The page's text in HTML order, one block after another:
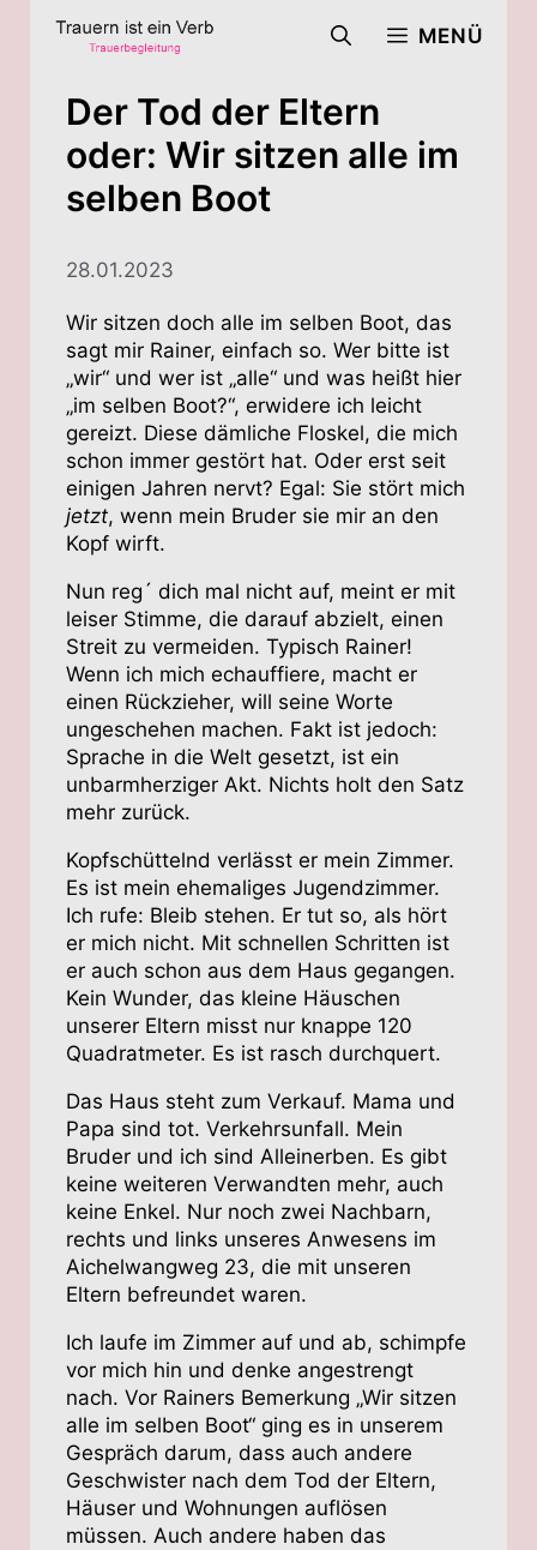
MENÜ
Der Tod der Eltern
oder: Wir sitzen alle im
selben Boot
28.01.2023
Wir sitzen doch alle im selben Boot, das
sagt mir Rainer, einfach so. Wer bitte ist
„wir“ und wer ist „alle“ und was heißt hier
„im selben Boot?“, erwidere ich leicht
gereizt. Diese dämliche Floskel, die mich
schon immer gestört hat. Oder erst seit
einigen Jahren nervt? Egal: Sie stört mich
jetzt, wenn mein Bruder sie mir an den
Kopf wirft.
Nun reg´ dich mal nicht auf, meint er mit
leiser Stimme, die darauf abzielt, einen
Streit zu vermeiden. Typisch Rainer!
Wenn ich mich echauffiere, macht er
einen Rückzieher, will seine Worte
ungeschehen machen. Fakt ist jedoch:
Sprache in die Welt gesetzt, ist ein
unbarmherziger Akt. Nichts holt den Satz
mehr zurück.
Kopfschüttelnd verlässt er mein Zimmer.
Es ist mein ehemaliges Jugendzimmer.
Ich rufe: Bleib stehen. Er tut so, als hört
er mich nicht. Mit schnellen Schritten ist
er auch schon aus dem Haus gegangen.
Kein Wunder, das kleine Häuschen
unserer Eltern misst nur knappe 120
Quadratmeter. Es ist rasch durchquert.
Das Haus steht zum Verkauf. Mama und
Papa sind tot. Verkehrsunfall. Mein
Bruder und ich sind Alleinerben. Es gibt
keine weiteren Verwandten mehr, auch
keine Enkel. Nur noch zwei Nachbarn,
rechts und links unseres Anwesens im
Aichelwangweg 23, die mit unseren
Eltern befreundet waren.
Ich laufe im Zimmer auf und ab, schimpfe
vor mich hin und denke angestrengt
nach. Vor Rainers Bemerkung „Wir sitzen
alle im selben Boot“ ging es in unserem
Gespräch darum, dass auch andere
Geschwister nach dem Tod der Eltern,
Häuser und Wohnungen auflösen
müssen. Auch andere haben das